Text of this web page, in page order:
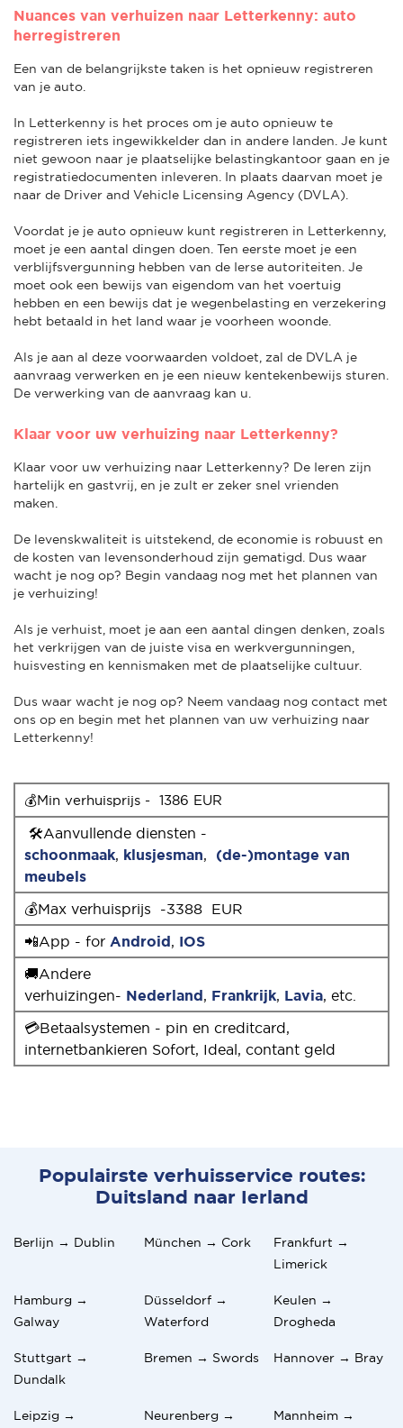
Nuances van verhuizen naar Letterkenny: auto
herregistreren
Een van de belangrijkste taken is het opnieuw registreren
van je auto.
In Letterkenny is het proces om je auto opnieuw te
registreren iets ingewikkelder dan in andere landen. Je kunt
niet gewoon naar je plaatselijke belastingkantoor gaan en je
registratiedocumenten inleveren. In plaats daarvan moet je
naar de Driver and Vehicle Licensing Agency (DVLA).
Voordat je je auto opnieuw kunt registreren in Letterkenny,
moet je een aantal dingen doen. Ten eerste moet je een
verblijfsvergunning hebben van de Ierse autoriteiten. Je
moet ook een bewijs van eigendom van het voertuig
hebben en een bewijs dat je wegenbelasting en verzekering
hebt betaald in het land waar je voorheen woonde.
Als je aan al deze voorwaarden voldoet, zal de DVLA je
aanvraag verwerken en je een nieuw kentekenbewijs sturen.
De verwerking van de aanvraag kan u.
Klaar voor uw verhuizing naar Letterkenny?
Klaar voor uw verhuizing naar Letterkenny? De Ieren zijn
hartelijk en gastvrij, en je zult er zeker snel vrienden
maken.
De levenskwaliteit is uitstekend, de economie is robuust en
de kosten van levensonderhoud zijn gematigd. Dus waar
wacht je nog op? Begin vandaag nog met het plannen van
je verhuizing!
Als je verhuist, moet je aan een aantal dingen denken, zoals
het verkrijgen van de juiste visa en werkvergunningen,
huisvesting en kennismaken met de plaatselijke cultuur.
Dus waar wacht je nog op? Neem vandaag nog contact met
ons op en begin met het plannen van uw verhuizing naar
Letterkenny!
💰Min verhuisprijs -  1386 EUR
🛠Aanvullende diensten -
schoonmaak, klusjesman,
(de-)montage van
meubels
💰Max verhuisprijs -3388 EUR
📲App - for Android, IOS
🚚Andere
verhuizingen- Nederland, Frankrijk, Lavia, etc.
💳Betaalsystemen - pin en creditcard,
internetbankieren Sofort, Ideal, contant geld
Populairste verhuisservice routes:
Duitsland naar Ierland
Berlijn → Dublin München → Cork
Frankfurt →
Limerick
Hamburg →
Galway
Düsseldorf →
Waterford
Keulen →
Drogheda
Stuttgart →
Dundalk
Bremen → Swords Hannover → Bray
Leipzig →
Neurenberg →
Mannheim →